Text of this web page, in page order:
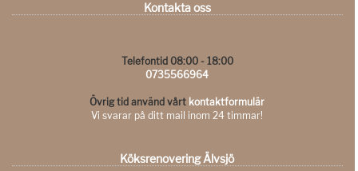
Kontakta oss
Telefontid 08:00 - 18:00
0735566964
Övrig tid använd vårt kontaktformulär
Vi svarar på ditt mail inom 24 timmar!
Köksrenovering Älvsjö